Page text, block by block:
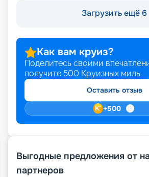
Загрузить ещё 6
Как вам круиз?
Поделитесь своими
получите 500 Круизных миль
Оставить отзыв
+500
Выгодные предложения от
партнеров